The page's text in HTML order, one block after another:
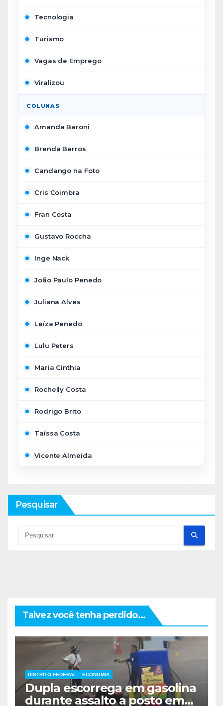
Tecnologia
Turismo
Vagas de Emprego
Viralizou
COLUNAS
Amanda Baroni
Brenda Barros
Candango na Foto
Cris Coimbra
Fran Costa
Gustavo Roccha
Inge Nack
João Paulo Penedo
Juliana Alves
Leíza Penedo
Lulu Peters
Maria Cinthia
Rochelly Costa
Rodrigo Brito
Taíssa Costa
Vicente Almeida
Pesquisar
Talvez você tenha perdido...
DISTRITO FEDERAL ECONOMIA
Dupla escorrega em gasolina
durante assalto a posto em